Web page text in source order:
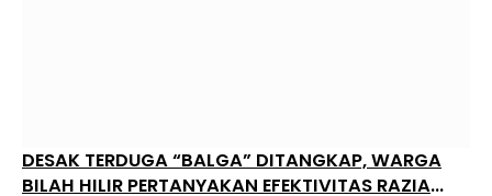
DESAK TERDUGA “BALGA” DITANGKAP, WARGA
BILAH HILIR PERTANYAKAN EFEKTIVITAS RAZIA